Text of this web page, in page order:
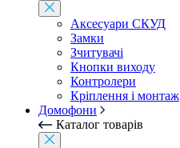
Аксесуари СКУД
Замки
Зчитувачі
Кнопки виходу
Контролери
Кріплення і монтаж
Домофони
Каталог товарів